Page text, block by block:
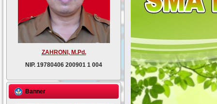
ZAHRONI, M.Pd.
NIP. 19780406 200901 1 004
Banner